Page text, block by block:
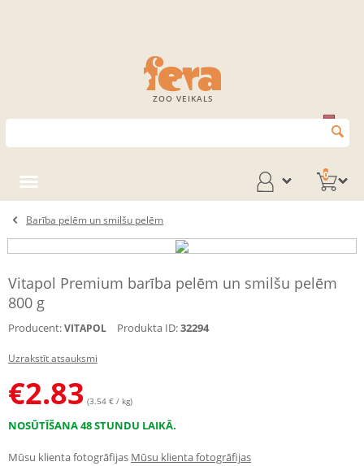
ZOO VEIKALS
0
Barība pelēm un smilšu pelēm
Vitapol Premium barība pelēm un smilšu pelēm
800 g
Producent:VITAPOL Produkta ID:32294
Uzrakstīt atsauksmi
€2.83 (3.54 € / kg)
NOSŪTĪŠANA 48 STUNDU LAIKĀ.
Mūsu klienta fotogrāfijas Mūsu klienta fotogrāfijas